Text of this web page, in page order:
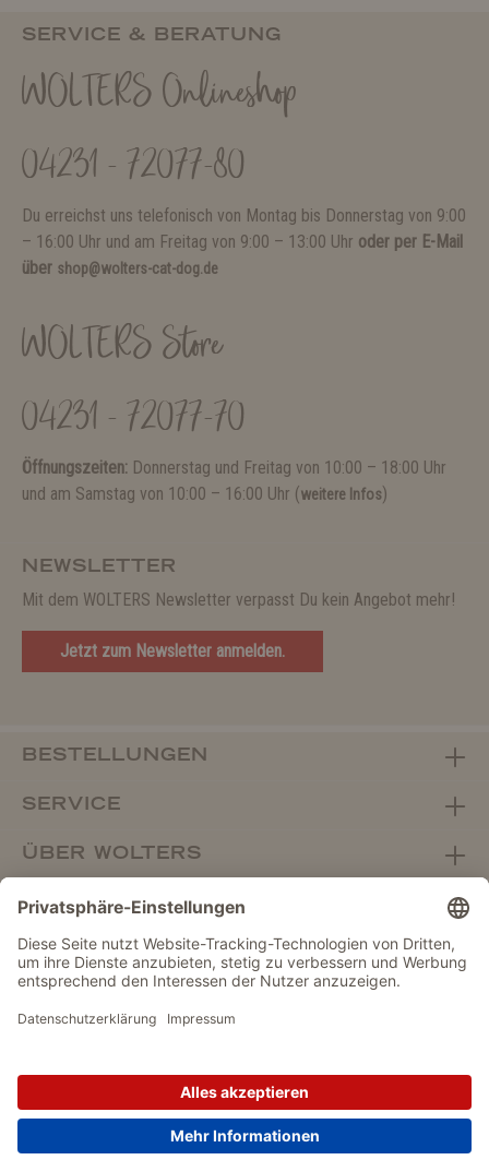
SERVICE & BERATUNG
WOLTERS Onlineshop
04231 - 72077-80
Du erreichst uns telefonisch von Montag bis Donnerstag von 9:00
– 16:00 Uhr und am Freitag von 9:00 – 13:00 Uhr oder per E-Mail
über shop@wolters-cat-dog.de
WOLTERS Store
04231 - 72077-70
Öffnungszeiten: Donnerstag und Freitag von 10:00 – 18:00 Uhr
und am Samstag von 10:00 – 16:00 Uhr (weitere Infos)
NEWSLETTER
Mit dem WOLTERS Newsletter verpasst Du kein Angebot mehr!
Jetzt zum Newsletter anmelden.
BESTELLUNGEN
SERVICE
ÜBER WOLTERS
FACHHANDEL
Vertrag widerrufen
IMPRESSUM